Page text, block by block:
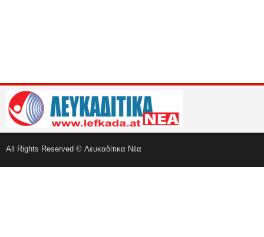
All Rights Reserved © Λευκαδίτικα Νέα